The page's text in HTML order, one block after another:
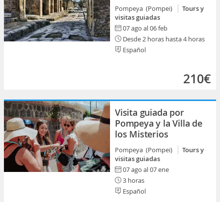
Pompeya (Pompei)
Tours y
visitas guiadas
07 ago al 06 feb
Desde 2 horas hasta 4 horas
Español
210€
Visita guiada por
Pompeya y la Villa de
los Misterios
Pompeya (Pompei)
Tours y
visitas guiadas
07 ago al 07 ene
3 horas
Español